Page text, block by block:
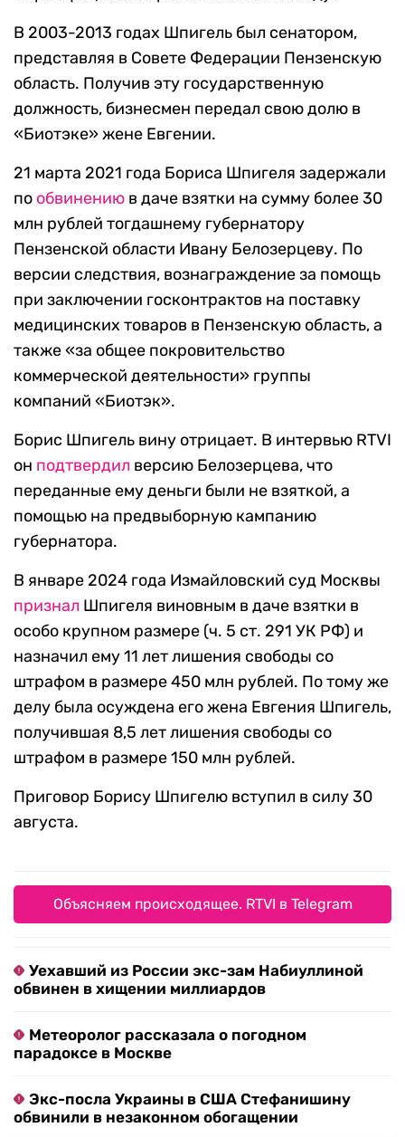
В 2003-2013 годах Шпигель был сенатором,
представляя в Совете Федерации Пензенскую
область. Получив эту государственную
должность, бизнесмен передал свою долю в
«Биотэке» жене Евгении.
21 марта 2021 года Бориса Шпигеля задержали
по обвинению в даче взятки на сумму более 30
млн рублей тогдашнему губернатору
Пензенской области Ивану Белозерцеву. По
версии следствия, вознаграждение за помощь
при заключении госконтрактов на поставку
медицинских товаров в Пензенскую область, а
также «за общее покровительство
коммерческой деятельности» группы
компаний «Биотэк».
Борис Шпигель вину отрицает. В интервью RTVI
он подтвердил версию Белозерцева, что
переданные ему деньги были не взяткой, а
помощью на предвыборную кампанию
губернатора.
В январе 2024 года Измайловский суд Москвы
признал Шпигеля виновным в даче взятки в
особо крупном размере (ч. 5 ст. 291 УК РФ) и
назначил ему 11 лет лишения свободы со
штрафом в размере 450 млн рублей. По тому же
делу была осуждена его жена Евгения Шпигель,
получившая 8,5 лет лишения свободы со
штрафом в размере 150 млн рублей.
Приговор Борису Шпигелю вступил в силу 30
августа.
Объясняем происходящее. RTVI в Telegram
Уехавший из России экс-зам Набиуллиной
обвинен в хищении миллиардов
Метеоролог рассказала о погодном
парадоксе в Москве
Экс-посла Украины в США Стефанишину
обвинили в незаконном обогащении